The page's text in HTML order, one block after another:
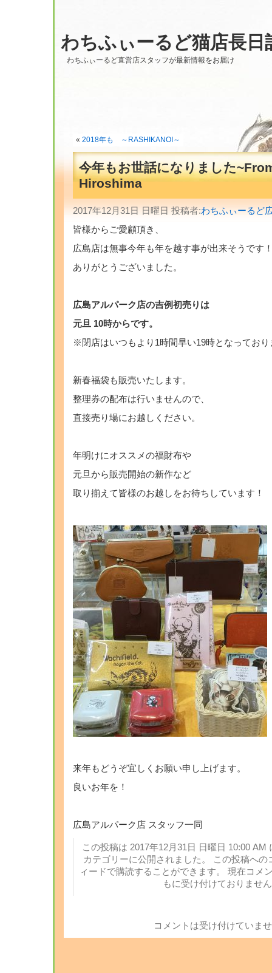
わちふぃーるど猫店長日
わちふぃーるど直営店スタッフが最新情報をお届け
« 2018年も ～RASHIKANOI～
今年もお世話になりました
Hiroshima
2017年12月31日 日曜日 投稿者:わちふぃーるど
皆様からご愛顧頂き、
広島店は無事今年も年を越す事が出来そうです
ありがとうございました。
広島アルパーク店の吉例初売りは
元旦 10時からです。
※閉店はいつもより1時間早い19時となっており
新春福袋も販売いたします。
整理券の配布は行いませんので、
直接売り場にお越しください。
年明けにオススメの福財布や
元旦から販売開始の新作など
取り揃えて皆様のお越しをお待ちしています！
来年もどうぞ宜しくお願い申し上げます。
良いお年を！
広島アルパーク店 スタッフ一同
この投稿は 2017年12月31日 日曜日 10:00 AM
カテゴリーに公開されました。 この投稿へ
ィードで購読することができます。 現在コメ
もに受け付けておりませ
コメントは受け付けていま